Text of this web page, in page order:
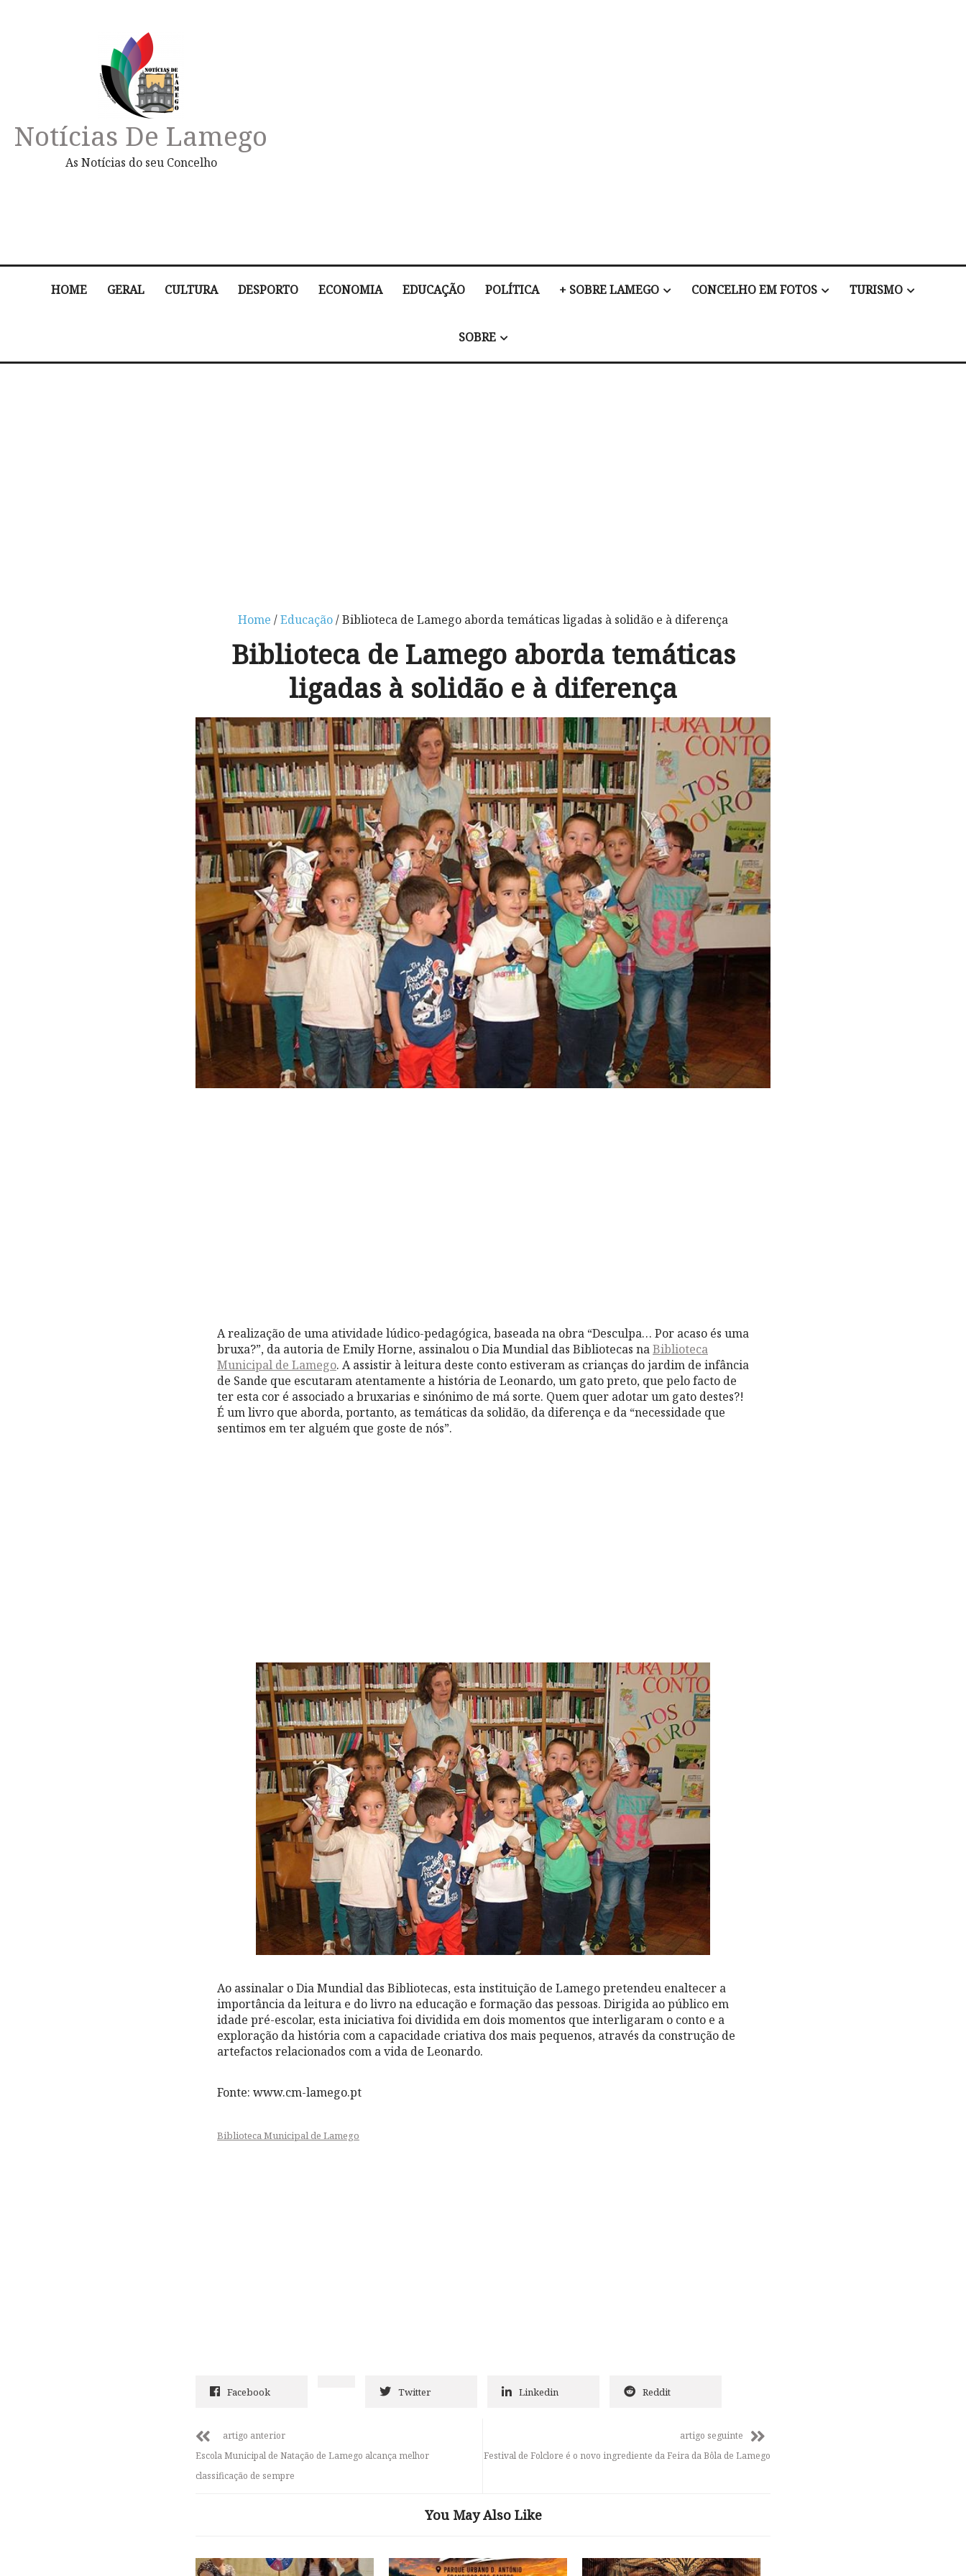
Notícias De Lamego
As Notícias do seu Concelho
HOME GERAL CULTURA DESPORTO ECONOMIA EDUCAÇÃO POLÍTICA + SOBRE LAMEGO CONCELHO EM FOTOS TURISMO
SOBRE
Home /Educação/ Biblioteca de Lamego aborda temáticas ligadas à solidão e à diferença
Biblioteca de Lamego aborda temáticas
ligadas à solidão e à diferença
A realização de uma atividade lúdico-pedagógica, baseada na obra “Desculpa… Por acaso és uma
bruxa?”, da autoria de Emily Horne, assinalou o Dia Mundial das Bibliotecas naBiblioteca
Municipal de Lamego. A assistir à leitura deste conto estiveram as crianças do jardim de infância
de Sande que escutaram atentamente a história de Leonardo, um gato preto, que pelo facto de
ter esta cor é associado a bruxarias e sinónimo de má sorte. Quem quer adotar um gato destes?!
É um livro que aborda, portanto, as temáticas da solidão, da diferença e da “necessidade que
sentimos em ter alguém que goste de nós”.
Ao assinalar o Dia Mundial das Bibliotecas, esta instituição de Lamego pretendeu enaltecer a
importância da leitura e do livro na educação e formação das pessoas. Dirigida ao público em
idade pré-escolar, esta iniciativa foi dividida em dois momentos que interligaram o conto e a
exploração da história com a capacidade criativa dos mais pequenos, através da construção de
artefactos relacionados com a vida de Leonardo.
Fonte: www.cm-lamego.pt
Biblioteca Municipal de Lamego
Facebook Twitter Linkedin Reddit
artigo anterior
Escola Municipal de Natação de Lamego alcança melhor
classificação de sempre
artigo seguinte
Festival de Folclore é o novo ingrediente da Feira da Bôla de Lamego
You May Also Like